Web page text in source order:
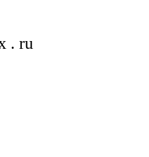
. ru